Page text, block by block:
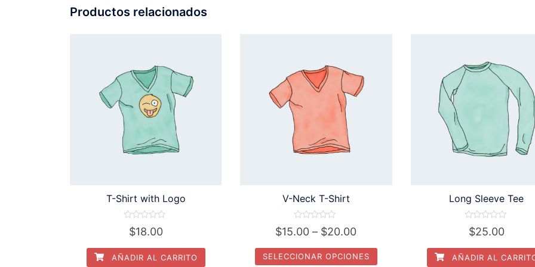
Productos relacionados
T-Shirt with Logo
Valorado
en
de
5
$18.00
AÑADIR AL CARRITO
V-Neck T-Shirt
Valorado
en
de
5
$15.00 – $20.00
SELECCIONAR OPCIONES
Long Sleeve Tee
Valorado
en
de
5
$25.00
AÑADIR AL